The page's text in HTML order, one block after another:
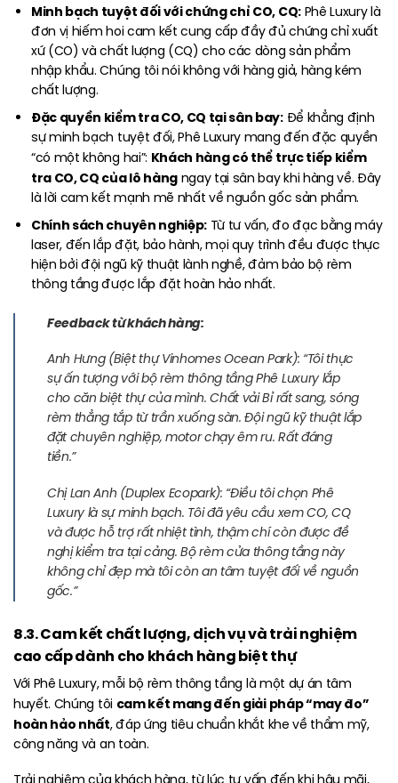
Minh bạch tuyệt đối với chứng chỉ CO, CQ:Phê Luxury là
đơn vị hiếm hoi cam kết cung cấp đầy đủ chứng chỉ xuất
xứ (CO) và chất lượng (CQ) cho các dòng sản phẩm
nhập khẩu. Chúng tôi nói không với hàng giả, hàng kém
chất lượng.
Đặc quyền kiểm tra CO, CQ tại sân bay:Để khẳng định
sự minh bạch tuyệt đối, Phê Luxury mang đến đặc quyền
“có một không hai”: Khách hàng có thể trực tiếp kiểm
tra CO, CQ của lô hàngngay tại sân bay khi hàng về. Đây
là lời cam kết mạnh mẽ nhất về nguồn gốc sản phẩm.
Chính sách chuyên nghiệp: Từ tư vấn, đo đạc bằng máy
laser, đến lắp đặt, bảo hành, mọi quy trình đều được thực
hiện bởi đội ngũ kỹ thuật lành nghề, đảm bảo bộ rèm
thông tầng được lắp đặt hoàn hảo nhất.
Feedback từ khách hàng:
Anh Hưng (Biệt thự Vinhomes Ocean Park): “Tôi thực
sự ấn tượng với bộ rèm thông tầng Phê Luxury lắp
cho căn biệt thự của mình. Chất vải Bỉ rất sang, sóng
rèm thẳng tắp từ trần xuống sàn. Đội ngũ kỹ thuật lắp
đặt chuyên nghiệp, motor chạy êm ru. Rất đáng
tiền.”
Chị Lan Anh (Duplex Ecopark): “Điều tôi chọn Phê
Luxury là sự minh bạch. Tôi đã yêu cầu xem CO, CQ
và được hỗ trợ rất nhiệt tình, thậm chí còn được đề
nghị kiểm tra tại cảng. Bộ rèm cửa thông tầng này
không chỉ đẹp mà tôi còn an tâm tuyệt đối về nguồn
gốc.”
8.3. Cam kết chất lượng, dịch vụ và trải nghiệm
cao cấp dành cho khách hàng biệt thự
Với Phê Luxury, mỗi bộ rèm thông tầng là một dự án tâm
huyết. Chúng tôi cam kết mang đến giải pháp “may đo”
hoàn hảo nhất, đáp ứng tiêu chuẩn khắt khe về thẩm mỹ,
công năng và an toàn.